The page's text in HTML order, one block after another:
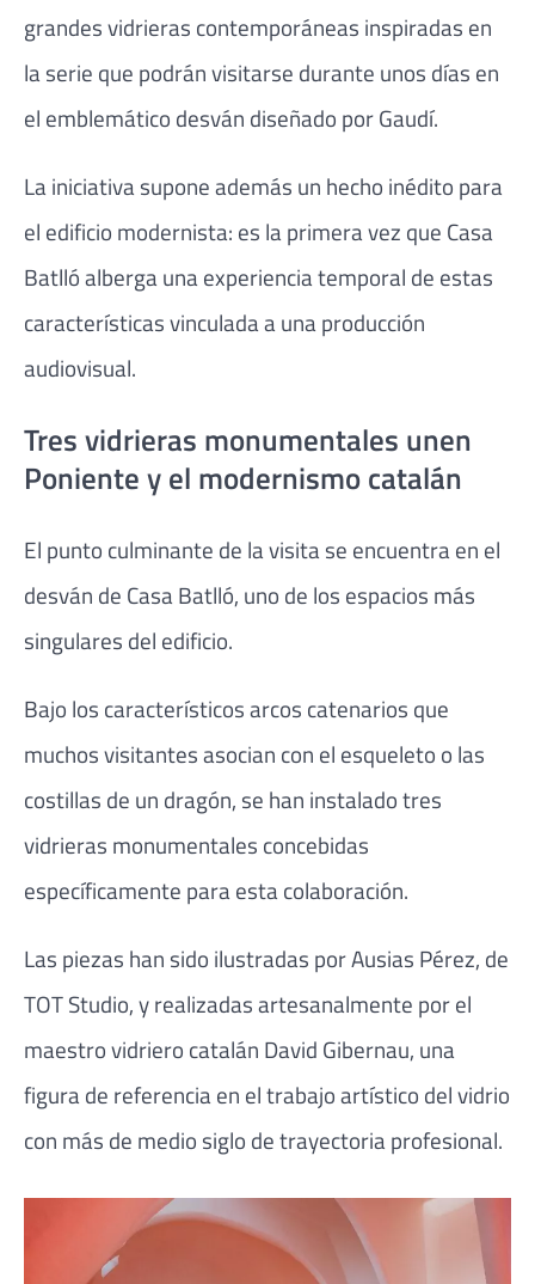
grandes vidrieras contemporáneas inspiradas en
la serie que podrán visitarse durante unos días en
el emblemático desván diseñado por Gaudí.
La iniciativa supone además un hecho inédito para
el edificio modernista: es la primera vez que Casa
Batlló alberga una experiencia temporal de estas
características vinculada a una producción
audiovisual.
Tres vidrieras monumentales unen
Poniente y el modernismo catalán
El punto culminante de la visita se encuentra en el
desván de Casa Batlló, uno de los espacios más
singulares del edificio.
Bajo los característicos arcos catenarios que
muchos visitantes asocian con el esqueleto o las
costillas de un dragón, se han instalado tres
vidrieras monumentales concebidas
específicamente para esta colaboración.
Las piezas han sido ilustradas por Ausias Pérez, de
TOT Studio, y realizadas artesanalmente por el
maestro vidriero catalán David Gibernau, una
figura de referencia en el trabajo artístico del vidrio
con más de medio siglo de trayectoria profesional.